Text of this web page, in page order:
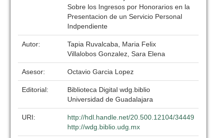
Sobre los Ingresos por Honorarios en la
Presentacion de un Servicio Personal
Indpendiente
Autor:
Tapia Ruvalcaba, Maria Felix
Villalobos Gonzalez, Sara Elena
Asesor: Octavio Garcia Lopez
Editorial:
Biblioteca Digital wdg.biblio
Universidad de Guadalajara
URI:
http://hdl.handle.net/20.500.12104/34449
http://wdg.biblio.udg.mx